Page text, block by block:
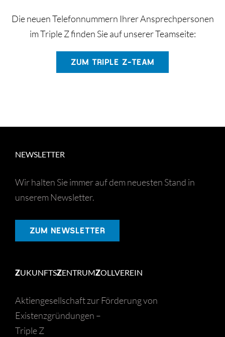
Die neuen Telefonnummern Ihrer Ansprechpersonen
im Triple Z finden Sie auf unserer Teamseite:
ZUM TRIPLE Z-TEAM
NEWSLETTER
Wir halten Sie immer auf dem neuesten Stand in
unserem Newsletter.
ZUM NEWSLETTER
ZUKUNFTSZENTRUMZOLLVEREIN
Aktiengesellschaft zur Förderung von
Existenzgründungen –
Triple Z